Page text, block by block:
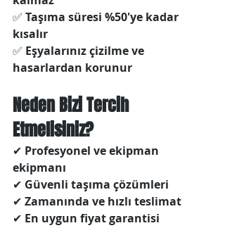
✅ Taşıma süresi %50'ye kadar
kısalır
✅ Eşyalarınız çizilme ve
hasarlardan korunur
Neden Bizi Tercih
Etmelisiniz?
✔ Profesyonel ve ekipman
ekipmanı
✔ Güvenli taşıma çözümleri
✔ Zamanında ve hızlı teslimat
✔ En uygun fiyat garantisi